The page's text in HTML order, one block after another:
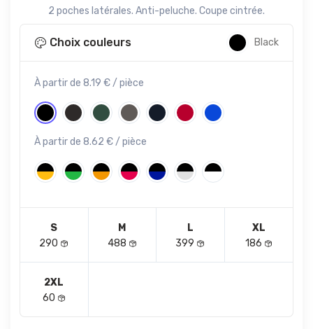
2 poches latérales. Anti-peluche. Coupe cintrée.
Choix couleurs Black
À partir de 8.19 € / pièce
À partir de 8.62 € / pièce
S
290
M
488
L
399
XL
186
2XL
60